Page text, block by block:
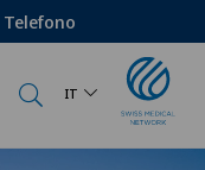
Telefono
IT